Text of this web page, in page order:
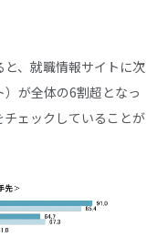
、就職情報サイトに次
が全体の6割超となっ
ェックしていることが